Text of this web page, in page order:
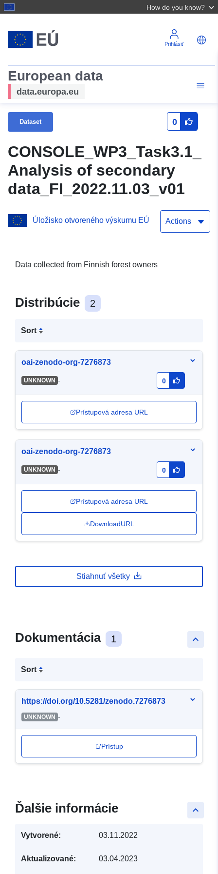
How do you know?
Prihlásiť
European data
data.europa.eu
Dataset 0
CONSOLE_WP3_Task3.1_
Analysis of secondary
data_FI_2022.11.03_v01
Úložisko otvoreného výskumu EÚ Actions
Data collected from Finnish forest owners
Distribúcie 2
Sort
oai-zenodo-org-7276873
UNKNOWN - 0
Prístupová adresa URL
oai-zenodo-org-7276873
UNKNOWN - 0
Prístupová adresa URL
DownloadURL
Stiahnuť všetky
keyboard_arrow_up
Dokumentácia 1
Sort
https://doi.org/10.5281/zenodo.7276873
UNKNOWN -
Prístup
keyboard_arrow_up
Ďalšie informácie
Vytvorené: 03.11.2022
Aktualizované: 03.04.2023